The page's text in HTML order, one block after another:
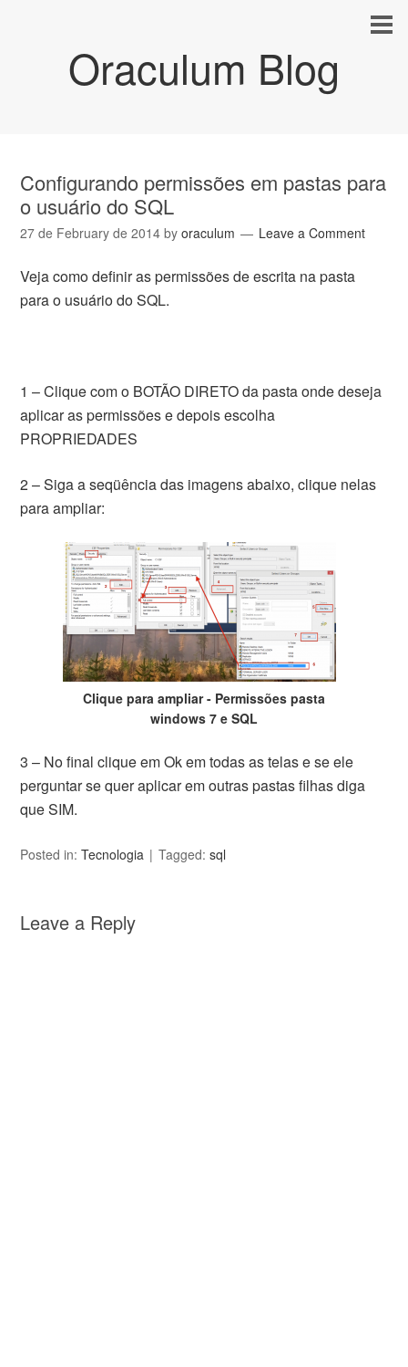
Oraculum Blog
Configurando permissões em pastas para
o usuário do SQL
27 de February de 2014 byoraculum Leave a Comment
Veja como definir as permissões de escrita na pasta
para o usuário do SQL.
1 – Clique com o BOTÃO DIRETO da pasta onde deseja
aplicar as permissões e depois escolha
PROPRIEDADES
2 – Siga a seqüência das imagens abaixo, clique nelas
para ampliar:
Clique para ampliar - Permissões pasta
windows 7 e SQL
3 – No final clique em Ok em todas as telas e se ele
perguntar se quer aplicar em outras pastas filhas diga
que SIM.
Posted in:Tecnologia Tagged:sql
Leave a Reply